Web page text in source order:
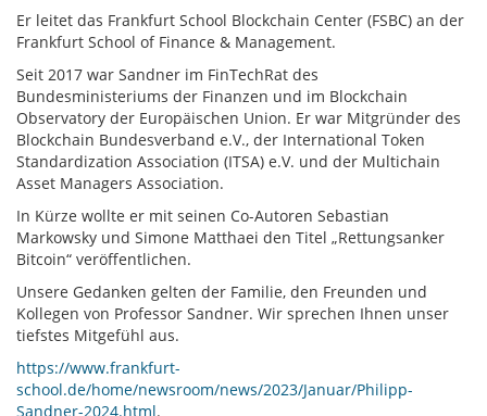
Er leitet das Frankfurt School Blockchain Center (FSBC) an der
Frankfurt School of Finance & Management.
Seit 2017 war Sandner im FinTechRat des
Bundesministeriums der Finanzen und im Blockchain
Observatory der Europäischen Union. Er war Mitgründer des
Blockchain Bundesverband e.V., der International Token
Standardization Association (ITSA) e.V. und der Multichain
Asset Managers Association.
In Kürze wollte er mit seinen Co-Autoren Sebastian
Markowsky und Simone Matthaei den Titel „Rettungsanker
Bitcoin“ veröffentlichen.
Unsere Gedanken gelten der Familie, den Freunden und
Kollegen von Professor Sandner. Wir sprechen Ihnen unser
tiefstes Mitgefühl aus.
https://www.frankfurt-
school.de/home/newsroom/news/2023/Januar/Philipp-
Sandner-2024.html.